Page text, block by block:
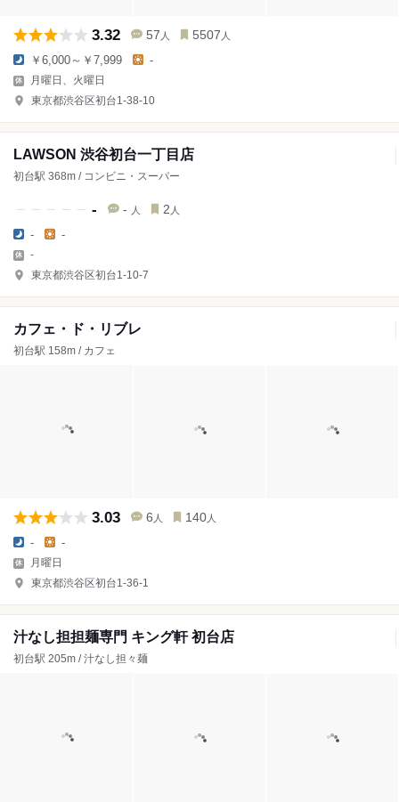
3.32 57 人 5507 人
￥6,000～￥7,999 -
月曜日、火曜日
東京都渋谷区初台1-38-10
LAWSON 渋谷初台一丁目店
初台駅 368m / コンビニ・スーパー
- - 人 2 人
- -
-
東京都渋谷区初台1-10-7
カフェ・ド・リブレ
初台駅 158m / カフェ
3.03 6 人 140 人
- -
月曜日
東京都渋谷区初台1-36-1
汁なし担担麺専門 キング軒 初台店
初台駅 205m / 汁なし担々麺